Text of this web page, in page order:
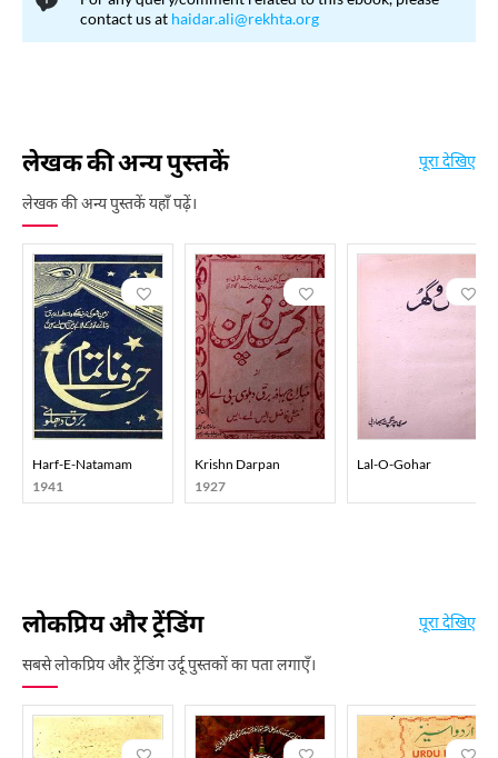
contact us at haidar.ali@rekhta.org
लेखक की अन्य पुस्तकें
लेखक की अन्य पुस्तकें यहाँ पढ़ें।
पूरा देखिए
Harf-E-Natamam
1941
Krishn Darpan
1927
Lal-O-Gohar
लोकप्रिय और ट्रेंडिंग
सबसे लोकप्रिय और ट्रेंडिंग उर्दू पुस्तकों का पता लगाएँ।
पूरा देखिए